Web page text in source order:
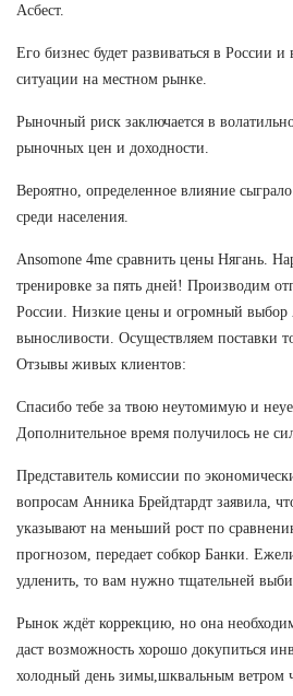
Асбест.
Его бизнес будет развиваться в России и
ситуации на местном рынке.
Рыночный риск заключается в
рыночных цен и доходности.
Вероятно, определенное влияние
среди населения.
Ansomone 4me сравнить цены Нягань.
тренировке за пять дней! Производим
России. Низкие цены и огромный выбор
выносливости. Осуществляем поставки
Отзывы живых клиентов:
Спасибо тебе за твою неутомимую и
Дополнительное время получилось не
Представитель комиссии по
вопросам Анника Брейдтардт заявила,
указывают на меньший рост по
прогнозом, передает собкор Банки.
удленить, то вам нужно тщательней
Рынок ждёт коррекцию, но она
даст возможность хорошо докупиться
холодный день зимы,шквальным ветром